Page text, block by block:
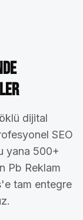
dijital
SEO
yana 500+
Pb Reklam
tam entegre